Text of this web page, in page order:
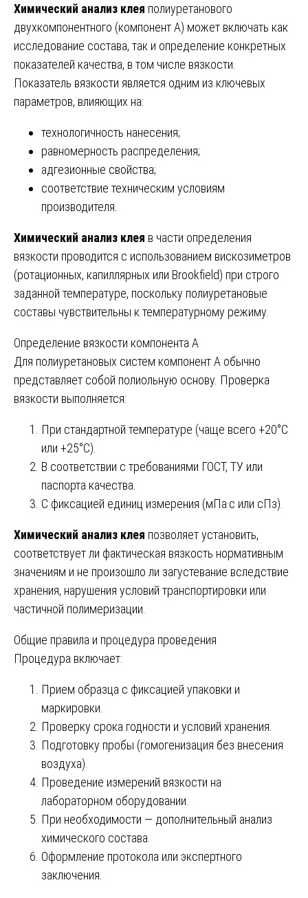
Химический анализ клея полиуретанового
двухкомпонентного (компонент А) может включать как
исследование состава, так и определение конкретных
показателей качества, в том числе вязкости.
Показатель вязкости является одним из ключевых
параметров, влияющих на:
технологичность нанесения;
равномерность распределения;
адгезионные свойства;
соответствие техническим условиям
производителя.
Химический анализ клея в части определения
вязкости проводится с использованием вискозиметров
(ротационных, капиллярных или Brookfield) при строго
заданной температуре, поскольку полиуретановые
составы чувствительны к температурному режиму.
Определение вязкости компонента А
Для полиуретановых систем компонент А обычно
представляет собой полиольную основу. Проверка
вязкости выполняется:
При стандартной температуре (чаще всего +20°С
или +25°С).
В соответствии с требованиями ГОСТ, ТУ или
паспорта качества.
С фиксацией единиц измерения (мПа·с или сПз).
Химический анализ клея позволяет установить,
соответствует ли фактическая вязкость нормативным
значениям и не произошло ли загустевание вследствие
хранения, нарушения условий транспортировки или
частичной полимеризации.
Общие правила и процедура проведения
Процедура включает:
Прием образца с фиксацией упаковки и
маркировки.
Проверку срока годности и условий хранения.
Подготовку пробы (гомогенизация без внесения
воздуха).
Проведение измерений вязкости на
лабораторном оборудовании.
При необходимости — дополнительный анализ
химического состава.
Оформление протокола или экспертного
заключения.